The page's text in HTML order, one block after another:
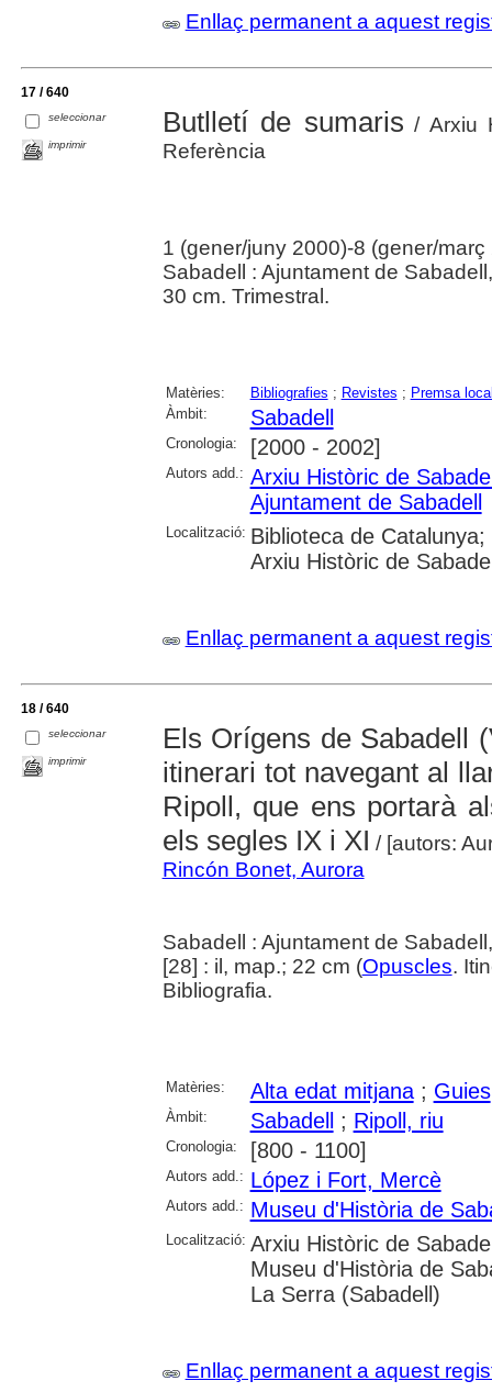
Enllaç permanent a aquest
17 / 640
seleccionar
imprimir
Butlletí de sumaris / Arxiu
Referència
1 (gener/juny 2000)-8 (gener/març
Sabadell : Ajuntament de
30 cm. Trimestral.
Matèries: Bibliografies ; Revistes ; Premsa
Àmbit:
Sabadell
Cronologia: [2000 - 2002]
Autors add.: Arxiu Històric de
Ajuntament de Sabadell
Localització: Biblioteca de
Arxiu Històric de
Enllaç permanent a aquest
18 / 640
seleccionar
imprimir
Els Orígens de Sabadell
itinerari tot navegant al
Ripoll, que ens portarà
els segles IX i XI / [autors:
Rincón Bonet, Aurora
Sabadell : Ajuntament de
[28] : il, map.; 22 cm (Opuscles.
Bibliografia.
Matèries: Alta edat mitjana; Guies
Àmbit: Sabadell ; Ripoll, riu
Cronologia: [800 - 1100]
Autors add.: López i Fort, Mercè
Autors add.: Museu d'Història de
Localització: Arxiu Històric de
Museu d'Història de
La Serra (Sabadell)
Enllaç permanent a aquest